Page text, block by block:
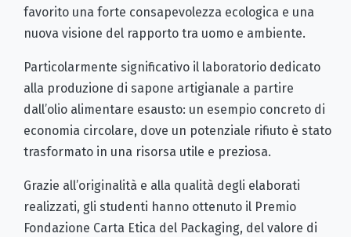
favorito una forte consapevolezza ecologica e una
nuova visione del rapporto tra uomo e ambiente.
Particolarmente significativo il laboratorio dedicato
alla produzione di sapone artigianale a partire
dall’olio alimentare esausto: un esempio concreto di
economia circolare, dove un potenziale rifiuto è stato
trasformato in una risorsa utile e preziosa.
Grazie all’originalità e alla qualità degli elaborati
realizzati, gli studenti hanno ottenuto il Premio
Fondazione Carta Etica del Packaging, del valore di